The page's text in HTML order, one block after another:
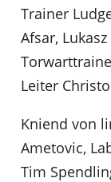
Trainer
Afsar,
Leiter
Kniend von
Ametovic,
Tim